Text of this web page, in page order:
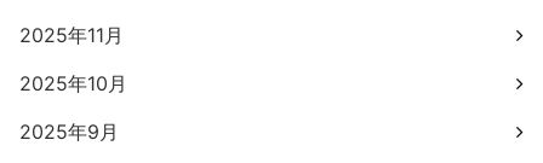
2025年11月
2025年10月
2025年9月